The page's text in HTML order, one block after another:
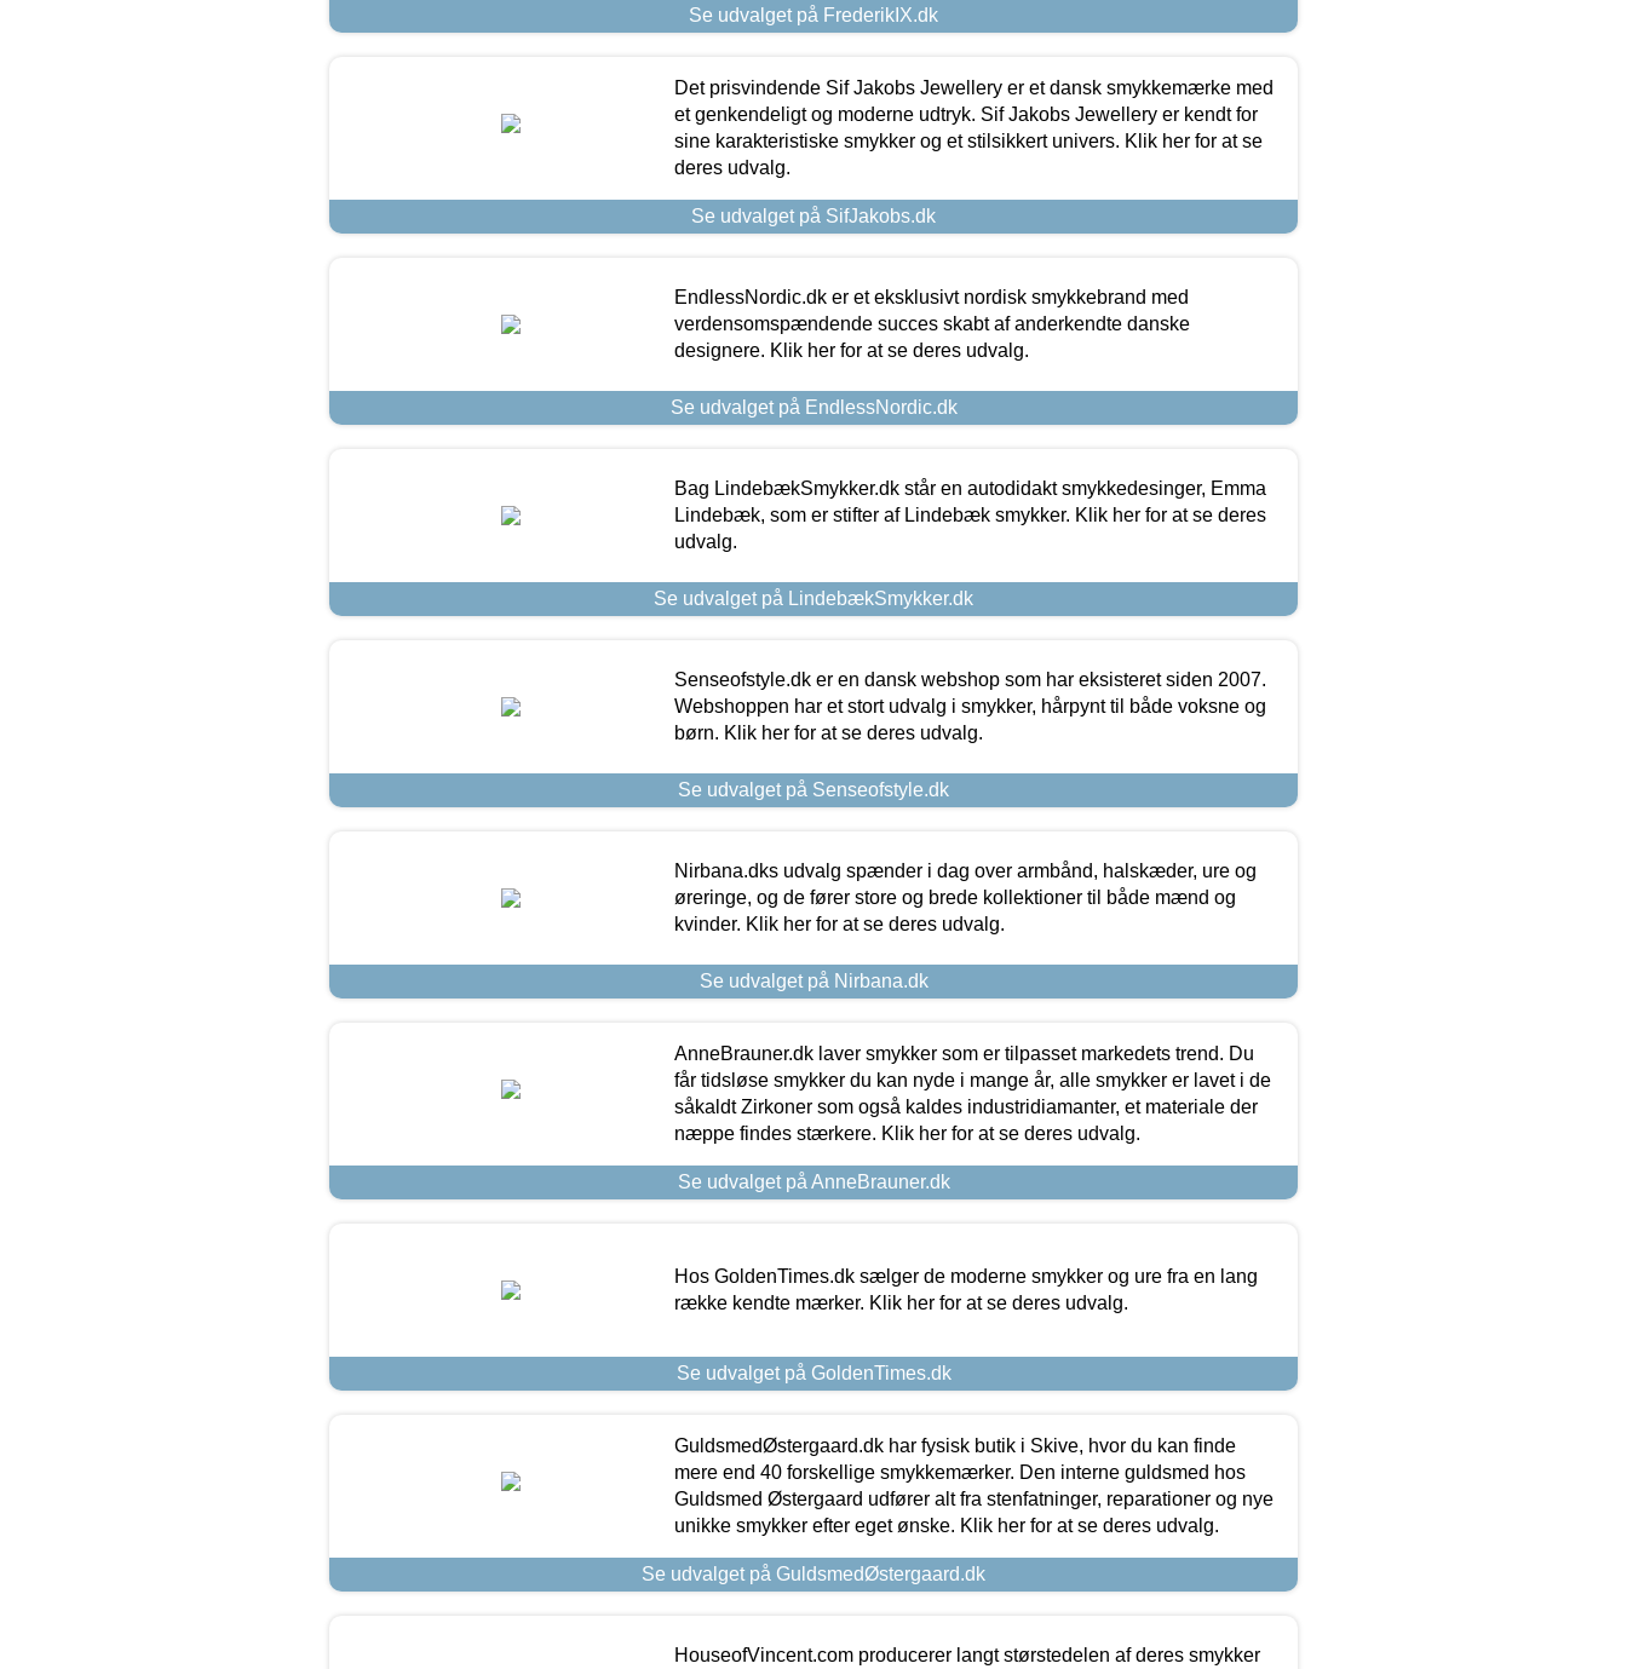
Se udvalget på FrederikIX.dk
Det prisvindende Sif Jakobs Jewellery er et dansk smykkemærke med
et genkendeligt og moderne udtryk. Sif Jakobs Jewellery er kendt for
sine karakteristiske smykker og et stilsikkert univers. Klik her for at se
deres udvalg.
Se udvalget på SifJakobs.dk
EndlessNordic.dk er et eksklusivt nordisk smykkebrand med
verdensomspændende succes skabt af anderkendte danske
designere. Klik her for at se deres udvalg.
Se udvalget på EndlessNordic.dk
Bag LindebækSmykker.dk står en autodidakt smykkedesinger, Emma
Lindebæk, som er stifter af Lindebæk smykker. Klik her for at se deres
udvalg.
Se udvalget på LindebækSmykker.dk
Senseofstyle.dk er en dansk webshop som har eksisteret siden 2007.
Webshoppen har et stort udvalg i smykker, hårpynt til både voksne og
børn. Klik her for at se deres udvalg.
Se udvalget på Senseofstyle.dk
Nirbana.dks udvalg spænder i dag over armbånd, halskæder, ure og
øreringe, og de fører store og brede kollektioner til både mænd og
kvinder. Klik her for at se deres udvalg.
Se udvalget på Nirbana.dk
AnneBrauner.dk laver smykker som er tilpasset markedets trend. Du
får tidsløse smykker du kan nyde i mange år, alle smykker er lavet i de
såkaldt Zirkoner som også kaldes industridiamanter, et materiale der
næppe findes stærkere. Klik her for at se deres udvalg.
Se udvalget på AnneBrauner.dk
Hos GoldenTimes.dk sælger de moderne smykker og ure fra en lang
række kendte mærker. Klik her for at se deres udvalg.
Se udvalget på GoldenTimes.dk
GuldsmedØstergaard.dk har fysisk butik i Skive, hvor du kan finde
mere end 40 forskellige smykkemærker. Den interne guldsmed hos
Guldsmed Østergaard udfører alt fra stenfatninger, reparationer og nye
unikke smykker efter eget ønske. Klik her for at se deres udvalg.
Se udvalget på GuldsmedØstergaard.dk
HouseofVincent.com producerer langt størstedelen af deres smykker